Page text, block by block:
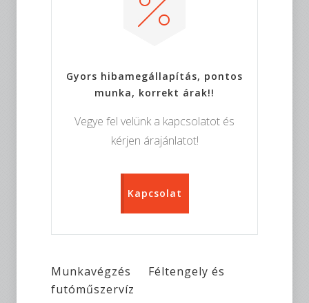
Gyors hibamegállapítás, pontos
munka, korrekt árak!!
Vegye fel velünk a kapcsolatot és
kérjen árajánlatot!
Kapcsolat
Munkavégzés Féltengely és
futóműszervíz